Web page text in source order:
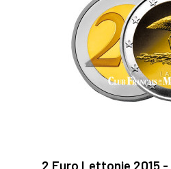
2 Euro Lettonie 2015